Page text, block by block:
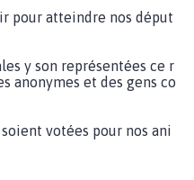
pour atteindre nos déput
y son représentées ce r
anonymes et des gens co
votées pour nos ani